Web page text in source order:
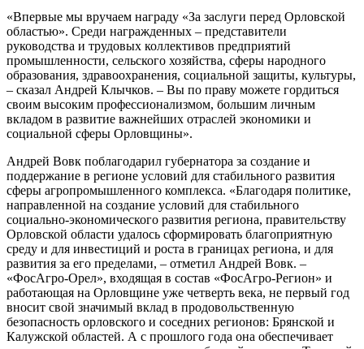
«Впервые мы вручаем награду «За заслуги перед Орловской
областью». Среди награжденных – представители
руководства и трудовых коллективов предприятий
промышленности, сельского хозяйства, сферы народного
образования, здравоохранения, социальной защиты, культуры,
– сказал Андрей Клычков. – Вы по праву можете гордиться
своим высоким профессионализмом, большим личным
вкладом в развитие важнейших отраслей экономики и
социальной сферы Орловщины».
Андрей Вовк поблагодарил губернатора за создание и
поддержание в регионе условий для стабильного развития
сферы агропромышленного комплекса. «Благодаря политике,
направленной на создание условий для стабильного
социально-экономического развития региона, правительству
Орловской области удалось сформировать благоприятную
среду и для инвестиций и роста в границах региона, и для
развития за его пределами, – отметил Андрей Вовк. –
«ФосАгро-Орел», входящая в состав «ФосАгро-Регион» и
работающая на Орловщине уже четверть века, не первый год
вносит свой значимый вклад в продовольственную
безопасность орловского и соседних регионов: Брянской и
Калужской областей. А с прошлого года она обеспечивает